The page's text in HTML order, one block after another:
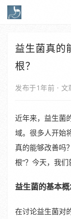
益生菌真的
根？
发布于1年前 · 文
近年来，益生菌
域。很多人开始
真的能够改善吗
根”？今天，我们
益生菌的基本
在讨论益生菌对